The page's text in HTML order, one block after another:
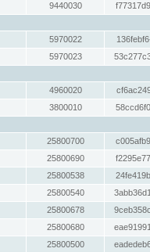
9440030
5970022
5970023
4960020
3800010
25800700
25800690
25800538
25800540
25800678
25800680
25800500